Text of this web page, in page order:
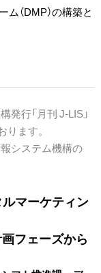
（DMP）の構築と
行「月刊 J-LIS」
ます。
システム機構の
マーケティン
フェーズから